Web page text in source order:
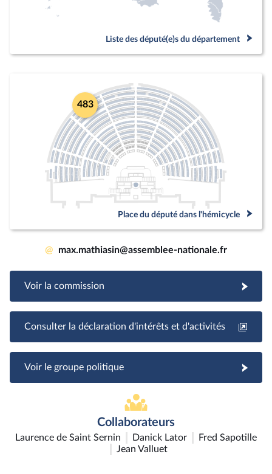
Liste des député(e)s du département
483
Place du député dans l'hémicycle
@ max.mathiasin@assemblee-nationale.fr
Voir la commission
Consulter la déclaration d'intérêts et d'activités
Voir le groupe politique
Collaborateurs
Laurence de Saint Sernin Danick Lator
Fred Sapotille
Jean Valluet